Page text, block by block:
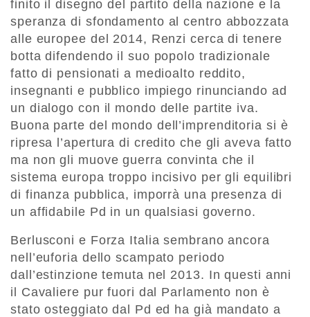
finito il disegno del partito della nazione e la
speranza di sfondamento al centro abbozzata
alle europee del 2014, Renzi cerca di tenere
botta difendendo il suo popolo tradizionale
fatto di pensionati a medioalto reddito,
insegnanti e pubblico impiego rinunciando ad
un dialogo con il mondo delle partite iva.
Buona parte del mondo dell’imprenditoria si è
ripresa l’apertura di credito che gli aveva fatto
ma non gli muove guerra convinta che il
sistema europa troppo incisivo per gli equilibri
di finanza pubblica, imporrà una presenza di
un affidabile Pd in un qualsiasi governo.
Berlusconi e Forza Italia sembrano ancora
nell’euforia dello scampato periodo
dall’estinzione temuta nel 2013. In questi anni
il Cavaliere pur fuori dal Parlamento non è
stato osteggiato dal Pd ed ha già mandato a